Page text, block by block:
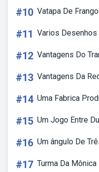
#10 Vatapa De
#11 Varios Desenhos
#12 Vantagens Do
#13 Vantagens Da
#14 Uma Fabrica
#15 Um Jogo Entre
#16 Um ângulo De
#17 Turma Da